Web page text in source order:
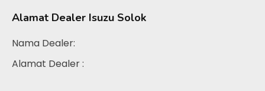
Alamat Dealer Isuzu Solok
Nama Dealer:
Alamat Dealer :